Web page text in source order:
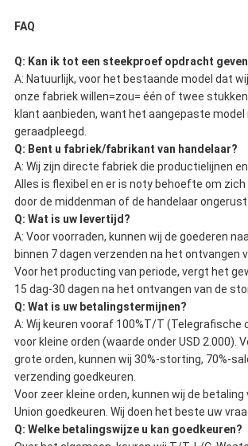
FAQ
Q: Kan ik tot een steekproef opdracht
A: Natuurlijk, voor het bestaande model dat
onze fabriek willen=zou= één of twee
klant aanbieden, want het aangepaste model
geraadpleegd.
Q: Bent u fabriek/fabrikant van handelaar?
A: Wij zijn directe fabriek die productielijnen
Alles is flexibel en er is noty behoefte om
door de middenman of de handelaar
Q: Wat is uw levertijd?
A: Voor voorraden, kunnen wij de goederen
binnen 7 dagen verzenden na het ontvangen
Voor het producting van periode, vergt het
15 dag-30 dagen na het ontvangen van de
Q: Wat is uw betalingstermijnen?
A: Wij keuren vooraf 100%T/T (Telegrafische
voor kleine orden (waarde onder USD 2.000).
grote orden, kunnen wij 30%-storting, 70%-
verzending goedkeuren.
Voor zeer kleine orden, kunnen wij de betaling
Union goedkeuren. Wij doen het beste uw
Q: Welke betalingswijze u kan goedkeuren?